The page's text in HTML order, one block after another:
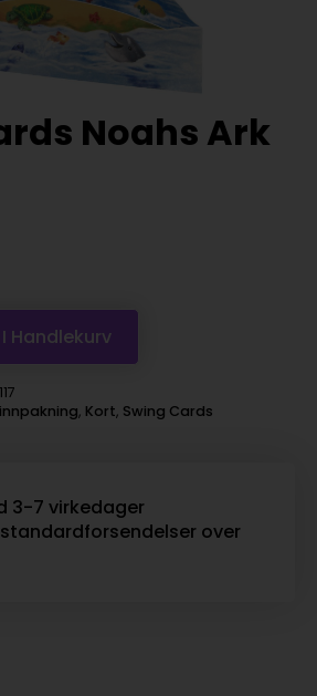
Noahs Ark
Handlekurv
, Kort, Swing Cards
3-7 virkedager
over